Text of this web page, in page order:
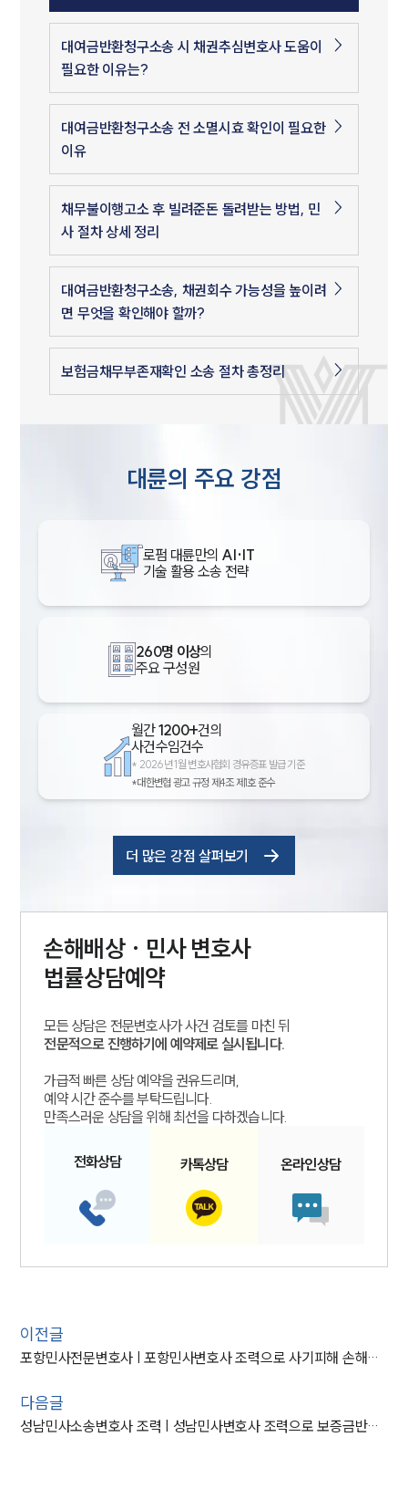
대여금반환청구소송 시 채권추심변호사 도움이
필요한 이유는?
대여금반환청구소송 전 소멸시효 확인이 필요한
이유
채무불이행고소 후 빌려준돈 돌려받는 방법, 민
사 절차 상세 정리
대여금반환청구소송, 채권회수 가능성을 높이려
면 무엇을 확인해야 할까?
보험금채무부존재확인 소송 절차 총정리
대륜의 주요 강점
로펌 대륜만의 AI·IT
기술 활용 소송 전략
260명 이상의
주요 구성원
월간1200+건의
사건수임건수
* 2026년 1월 변호사협회 경유증표 발급 기준
*대한변협 광고 규정 제4조 제1호 준수
더 많은 강점 살펴보기
손해배상 · 민사변호사
법률상담예약
모든 상담은 전문변호사가 사건 검토를 마친 뒤
전문적으로 진행하기에 예약제로 실시됩니다.
가급적 빠른 상담 예약을 권유드리며,
예약 시간 준수를 부탁드립니다.
만족스러운 상담을 위해 최선을 다하겠습니다.
전화상담 카톡상담 온라인상담
이전글
포항민사전문변호사 | 포항민사변호사 조력으로 사기피해 손해배상 청구 성공
다음글
성남민사소송변호사 조력 | 성남민사변호사 조력으로 보증금반환청구소송 승소